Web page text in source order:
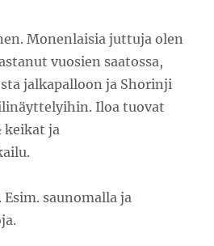
Monenlaisia juttuja olen
vuosien saatossa,
jalkapalloon ja Shorinji
Iloa tuovat
keikat ja
saunomalla ja